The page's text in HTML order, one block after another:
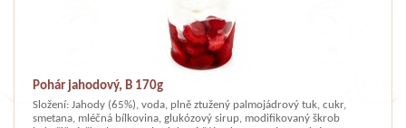
Pohár jahodový, B 170g
Složení: Jahody (65%), voda, plně ztužený palmojádrový tuk, cukr,
smetana, mléčná bílkovina, glukózový sirup, modifikovaný škrob